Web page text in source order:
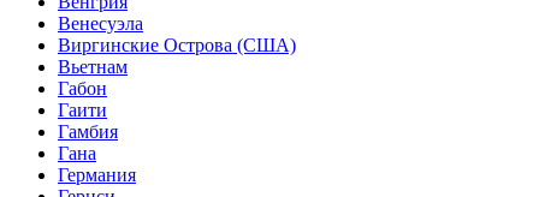
Венесуэла
Виргинские Острова (США)
Вьетнам
Габон
Гаити
Гамбия
Гана
Германия